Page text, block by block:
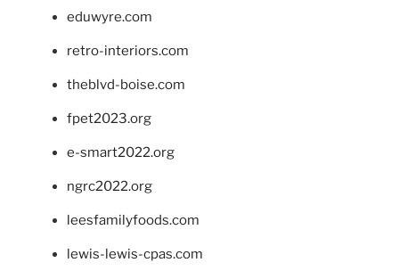
eduwyre.com
retro-interiors.com
theblvd-boise.com
fpet2023.org
e-smart2022.org
ngrc2022.org
leesfamilyfoods.com
lewis-lewis-cpas.com